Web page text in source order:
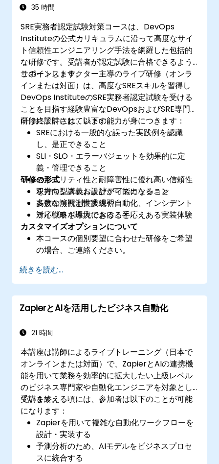
35 時間
SRE実務者認定試験対策コースは、DevOps
Instituteの公式カリキュラムに沿って高度なサイ
ト信頼性エンジニアリング手法を網羅した包括的
な研修です。受講者が認定試験に合格できるよう
サポートします。
このインストラクター主導のライブ研修（オンラ
インまたは対面）は、高度なSREスキルを習得し
DevOps InstituteのSRE実務者認定試験を受ける
ことを目指す経験豊富なDevOpsおよびSRE専門家
向けに設計されています。
研修終了時には、以下の能力が身につきます：
SREにおける一般的な誤った実践例を認識
し、是正できること
SLI・SLO・エラーバジェットを効果的に定
義・管理できること
セキュリティ性と耐障害性に優れ高い信頼性
を持つシステム設計が可能になること
高度な可観測性実現や自動化、インシデント
対応戦略を導入できること
研修の形式
双方向型講義およびディスカッション
多数の演習と実践練習
ライブラボ環境における手応えある実装体験
カスタマイズオプションについて
本コースの個別要望に合わせた研修をご希望
の場合、ご連絡ください。
続きを読む...
ZapierとAIを活用したビジネス自動化
21 時間
本講座は講師によるライブトレーニング（日本で
オンラインまたは対面）で、ZapierとAIの連携機
能を用いて業務を効率的に拡大したい上級レベル
のビジネス専門家や自動化エンジニアを対象とし
ています。
受講を終える頃には、参加者は以下のことが可能
になります：
Zapierを用いて複雑な自動化ワークフローを
設計・実装する
予測分析のため、AIモデルをビジネスプロセ
スに統合する